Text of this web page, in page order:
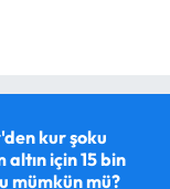
kur şoku
altın için 15 bin
mümkün mü?